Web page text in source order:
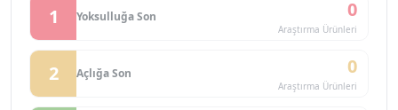
1 Yoksulluğa Son 0
Araştırma Ürünleri
2 Açlığa Son 0
Araştırma Ürünleri